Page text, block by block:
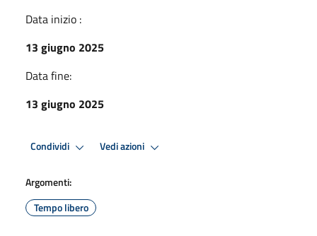
Data inizio :
13 giugno 2025
Data fine:
13 giugno 2025
Condividi Vedi azioni
Argomenti:
Tempo libero